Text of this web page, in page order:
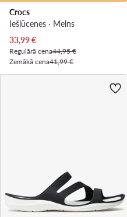
Crocs
Iešļūcenes · Melns
Pašreizējā cena
33,99€
Regulārā cena44,95 €
Zemākā cena41,99 €